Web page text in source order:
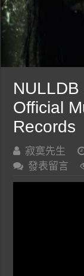
Official
Records
寂寞先生
發表留言